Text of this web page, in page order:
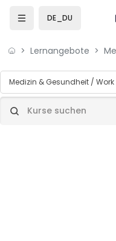
DE_DU
Lernangebote
Kursbereiche
Kurse suchen